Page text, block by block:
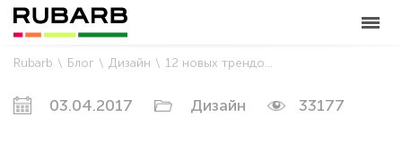
Rubarb Блог Дизайн 12 новых трендов по созданию фирменного стиля
03.04.2017 Дизайн 33177